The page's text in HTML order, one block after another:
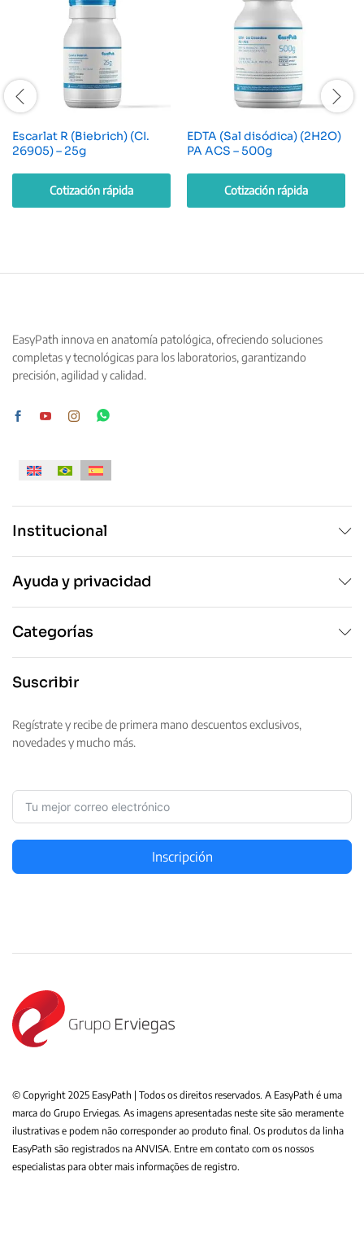
Escarlat R (Biebrich) (CI.
26905) – 25g
Cotización rápida
EDTA (Sal disódica) (2H2O)
PA ACS – 500g
Cotización rápida
EasyPath innova en anatomía patológica, ofreciendo soluciones
completas y tecnológicas para los laboratorios, garantizando
precisión, agilidad y calidad.
Institucional
Ayuda y privacidad
Categorías
Suscribir
Regístrate y recibe de primera mano descuentos exclusivos,
novedades y mucho más.
Inscripción
© Copyright 2025 EasyPath | Todos os direitos reservados. A EasyPath é uma
marca do Grupo Erviegas. As imagens apresentadas neste site são meramente
ilustrativas e podem não corresponder ao produto final. Os produtos da linha
EasyPath são registrados na ANVISA. Entre em contato com os nossos
especialistas para obter mais informações de registro.